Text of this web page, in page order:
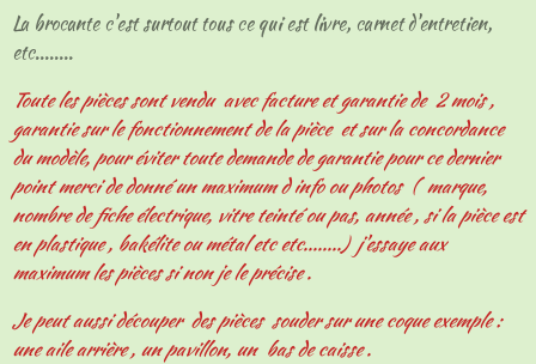
La brocante c'est surtout tous ce qui est livre, carnet d'entretien,
etc........
Toute les pièces sont vendu avec facture et garantie de 2 mois ,
garantie sur le fonctionnement de la pièce et sur la concordance
du modèle, pour éviter toute demande de garantie pour ce dernier
point merci de donné un maximum d info ou photos ( marque,
nombre de fiche électrique, vitre teinté ou pas, année , si la pièce est
en plastique , bakélite ou métal etc etc........) j'essaye aux
maximum les pièces si non je le précise .
Je peut aussi découper des pièces souder sur une coque exemple :
une aile arrière , un pavillon, un bas de caisse .